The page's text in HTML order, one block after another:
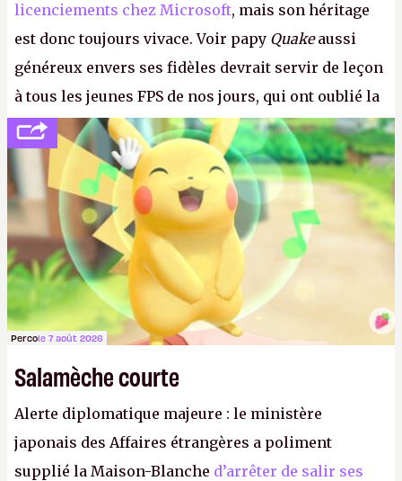
licenciements chez Microsoft, mais son héritage
est donc toujours vivace. Voir papy Quakeaussi
généreux envers ses fidèles devrait servir de leçon
à tous les jeunes FPS de nos jours, qui ont oublié la
politesse et le respect envers leurs joueurs et les
anciens. Il leur faudrait une bonne guerre des
consoles à ces petits cons !
Percole 7 août 2026
Salamèche courte
Alerte diplomatique majeure : le ministère
japonais des Affaires étrangères a poliment
supplié la Maison-Blanche d’arrêter de salir ses